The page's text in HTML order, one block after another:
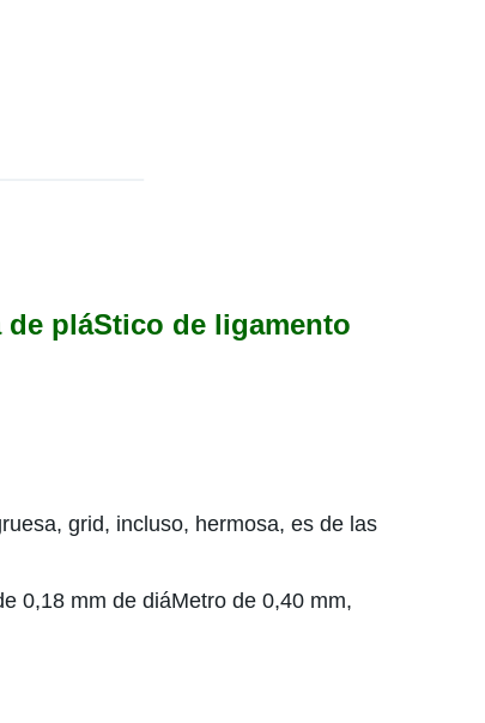
pláStico de ligamento
grid, incluso, hermosa, es de las
0,18 mm de diáMetro de 0,40 mm,